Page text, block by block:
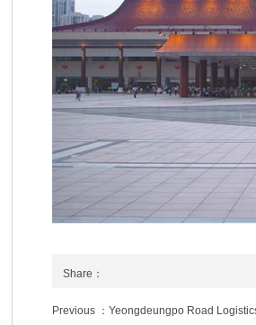
Share：
Previous ：Yeongdeungpo Road